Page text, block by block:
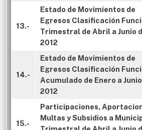
13.-
Estado de Movimientos de
Egresos Clasificación
Trimestral de Abril a Junio
2012
14.-
Estado de Movimientos de
Egresos Clasificación
Acumulado de Enero a
2012
15.-
Participaciones,
Multas y Subsidios a